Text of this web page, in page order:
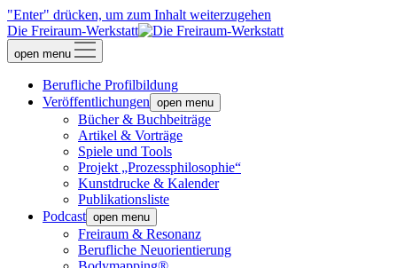
"Enter" drücken, um zum Inhalt weiterzugehen
Die Freiraum-Werkstatt
open menu
Berufliche Profilbildung
Veröffentlichungen open menu
Bücher & Buchbeiträge
Artikel & Vorträge
Spiele und Tools
Projekt „Prozessphilosophie“
Kunstdrucke & Kalender
Publikationsliste
Podcast open menu
Freiraum & Resonanz
Berufliche Neuorientierung